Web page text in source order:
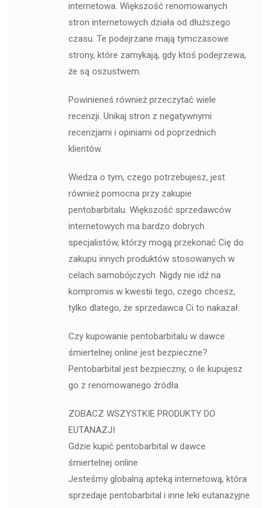
internetowa. Większość renomowanych
stron internetowych działa od dłuższego
czasu. Te podejrzane mają tymczasowe
strony, które zamykają, gdy ktoś podejrzewa,
że są oszustwem.
Powinieneś również przeczytać wiele
recenzji. Unikaj stron z negatywnymi
recenzjami i opiniami od poprzednich
klientów.
Wiedza o tym, czego potrzebujesz, jest
również pomocna przy zakupie
pentobarbitalu. Większość sprzedawców
internetowych ma bardzo dobrych
specjalistów, którzy mogą przekonać Cię do
zakupu innych produktów stosowanych w
celach samobójczych. Nigdy nie idź na
kompromis w kwestii tego, czego chcesz,
tylko dlatego, że sprzedawca Ci to nakazał.
Czy kupowanie pentobarbitalu w dawce
śmiertelnej online jest bezpieczne?
Pentobarbital jest bezpieczny, o ile kupujesz
go z renomowanego źródła.
ZOBACZ WSZYSTKIE PRODUKTY DO
EUTANAZJI
Gdzie kupić pentobarbital w dawce
śmiertelnej online
Jesteśmy globalną apteką internetową, która
sprzedaje pentobarbital i inne leki eutanazyjne